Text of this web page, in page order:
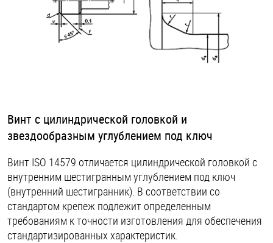
Стопорные кольца
Шпильки
Шплинты
Штифты и пальцы
Винт с цилиндрической головкой и
звездообразным углублением под ключ
Винт ISO 14579 отличается цилиндрической головкой с
внутренним шестигранным углублением под ключ
(внутренний шестигранник). В соответствии со
стандартом крепеж подлежит определенным
требованиям к точности изготовления для обеспечения
стандартизированных характеристик.